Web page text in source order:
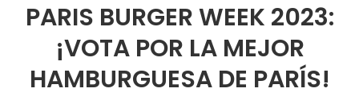
PARIS BURGER WEEK 2023:
¡VOTA POR LA MEJOR
HAMBURGUESA DE PARÍS!